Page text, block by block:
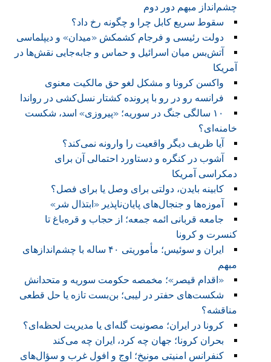
چشم‌انداز مبهم دور دوم
سقوط سریع کابل چرا و چگونه رخ داد؟
دولت رئیسی و فرجام کشمکش «میدان» و دیپلماسی
آتش‌بس میان اسرائیل و حماس و جابه‌جایی نقش‌ها در
آمریکا
واکسن کرونا و مشکل لغو حق مالکیت معنوی
فرانسه رو در رو با پرونده کشتار نسل‌کشی در رواندا
۱۰ سالگی جنگ در سوریه؛ «پیروزی» اسد، شکست
خامنه‌ای؟
آیا ظریف دیگر واقعیت را وارونه نمی‌کند؟
آشوب در کنگره و دستاورد احتمالی آن برای
دمکراسی آمریکا
کابینه بایدن، دولتی برای وصل یا برای فصل؟
آموزه‌ها و جنجال‌های پایان‌ناپذیر «ابتذال شر»
جامعه قربانی ائمه جمعه؛ از حجاب و قره‌باغ تا
کنسرت و کرونا
ایران و سوئیس؛ مأموریتی ۴۰ ساله با چشم‌اندازهای
مبهم
«اقدام قیصر»؛ مخمصه حکومت سوریه و متحدانش
شکست‌های حفتر در لیبی؛ بن‌بست تازه یا حل قطعی
مناقشه؟
کرونا در ایران؛ مصونیت گله‌ای یا مدیریت لحظه‌ای؟
بحران کرونا؛ جهان چه کرد، ایران چه می‌کند
کنفرانس امنیتی مونیخ؛ اوج و افول غرب و سؤال‌های